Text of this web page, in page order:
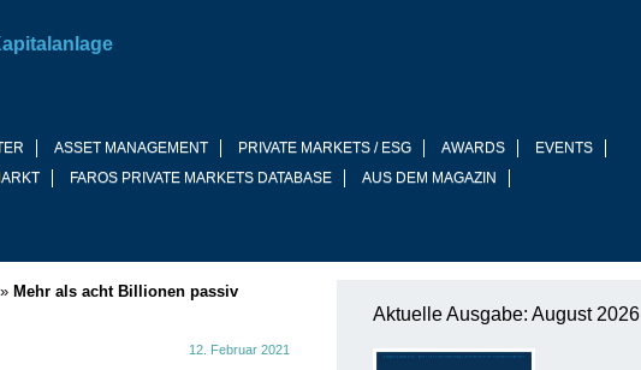
ASSET MANAGEMENT PRIVATE MARKETS / ESG AWARDS
EVENTS
FAROS PRIVATE MARKETS DATABASE AUS DEM MAGAZIN
» Mehr als acht Billionen passiv
12. Februar 2021
Aktuelle Ausgabe: August 2026